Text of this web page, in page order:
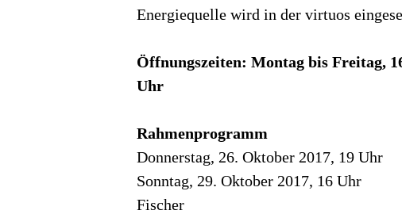
Energiequelle wird in der virtuos
Öffnungszeiten: Montag bis Freitag,
Uhr
Rahmenprogramm
Donnerstag, 26. Oktober 2017, 19
Sonntag, 29. Oktober 2017, 16 Uhr
Fischer